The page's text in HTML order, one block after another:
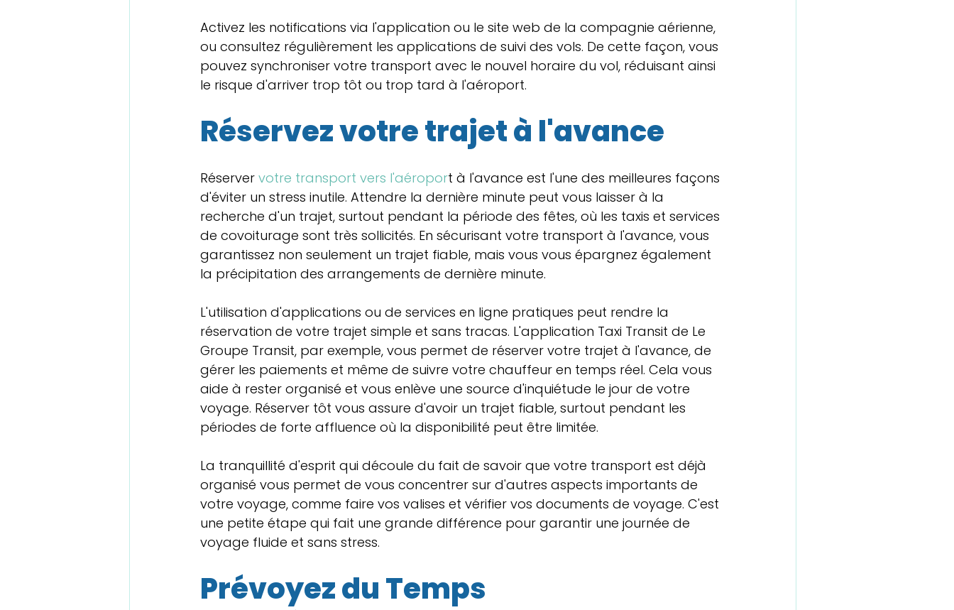
Activez les notifications via l'application ou le site web de la compagnie aérienne,
ou consultez régulièrement les applications de suivi des vols. De cette façon, vous
pouvez synchroniser votre transport avec le nouvel horaire du vol, réduisant ainsi
le risque d'arriver trop tôt ou trop tard à l'aéroport.
Réservez votre trajet à l'avance
Réserver votre transport vers l'aéroport à l'avance est l'une des meilleures façons
d'éviter un stress inutile. Attendre la dernière minute peut vous laisser à la
recherche d'un trajet, surtout pendant la période des fêtes, où les taxis et services
de covoiturage sont très sollicités. En sécurisant votre transport à l'avance, vous
garantissez non seulement un trajet fiable, mais vous vous épargnez également
la précipitation des arrangements de dernière minute.
L'utilisation d'applications ou de services en ligne pratiques peut rendre la
réservation de votre trajet simple et sans tracas. L'application Taxi Transit de Le
Groupe Transit, par exemple, vous permet de réserver votre trajet à l'avance, de
gérer les paiements et même de suivre votre chauffeur en temps réel. Cela vous
aide à rester organisé et vous enlève une source d'inquiétude le jour de votre
voyage. Réserver tôt vous assure d'avoir un trajet fiable, surtout pendant les
périodes de forte affluence où la disponibilité peut être limitée.
La tranquillité d'esprit qui découle du fait de savoir que votre transport est déjà
organisé vous permet de vous concentrer sur d'autres aspects importants de
votre voyage, comme faire vos valises et vérifier vos documents de voyage. C'est
une petite étape qui fait une grande différence pour garantir une journée de
voyage fluide et sans stress.
Prévoyez du Temps